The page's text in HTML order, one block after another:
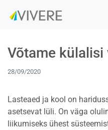
Võtame külalisi
28/09/2020
Lasteaed ja kool on
asetsevat lüli. On väga
liikumiseks ühest